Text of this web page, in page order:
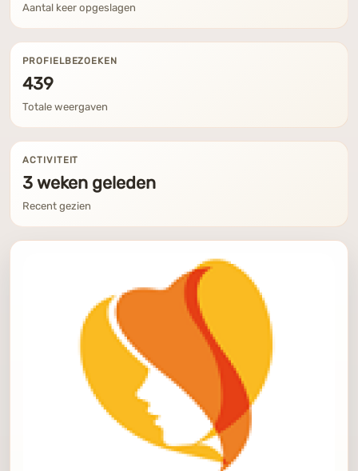
Aantal keer opgeslagen
PROFIELBEZOEKEN
439
Totale weergaven
ACTIVITEIT
3 weken geleden
Recent gezien